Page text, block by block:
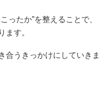
ったか”を整えることで、
ます。
合うきっかけにしていきま